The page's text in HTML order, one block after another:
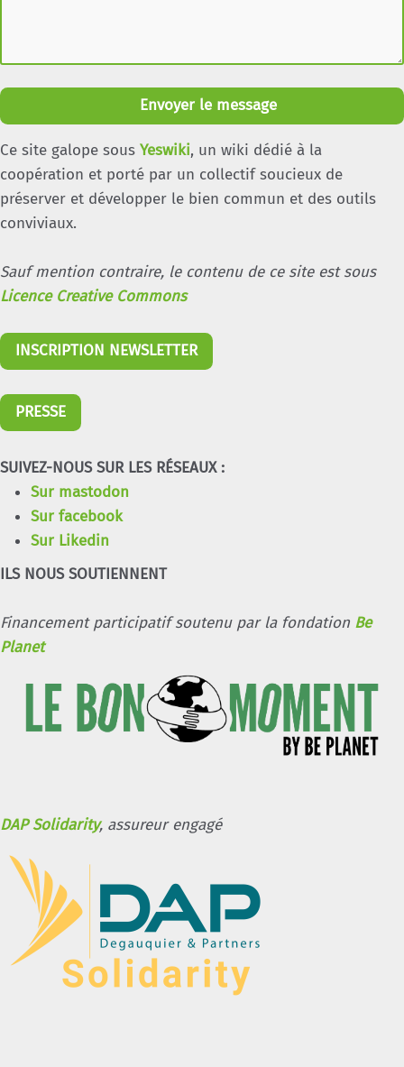
Envoyer le message
Ce site galope sous Yeswiki, un wiki dédié à la
coopération et porté par un collectif soucieux de
préserver et développer le bien commun et des outils
conviviaux.
Sauf mention contraire, le contenu de ce site est sous
Licence Creative Commons
INSCRIPTION NEWSLETTER
PRESSE
SUIVEZ-NOUS SUR LES RÉSEAUX :
Sur mastodon
Sur facebook
Sur Likedin
ILS NOUS SOUTIENNENT
Financement participatif soutenu par la fondation Be
Planet
DAP Solidarity, assureur engagé